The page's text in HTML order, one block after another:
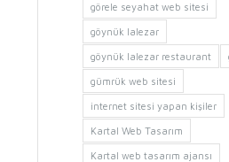
görele seyahat web sitesi
göynük lalezar
göynük lalezar restaurant
gümrük web sitesi
internet sitesi yapan kişiler
Kartal Web Tasarım
Kartal web tasarım ajansı